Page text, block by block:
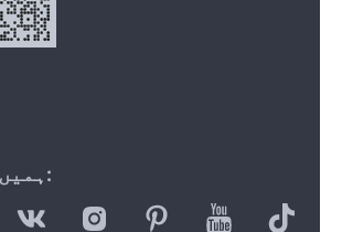
ہمیں فالو کریں: